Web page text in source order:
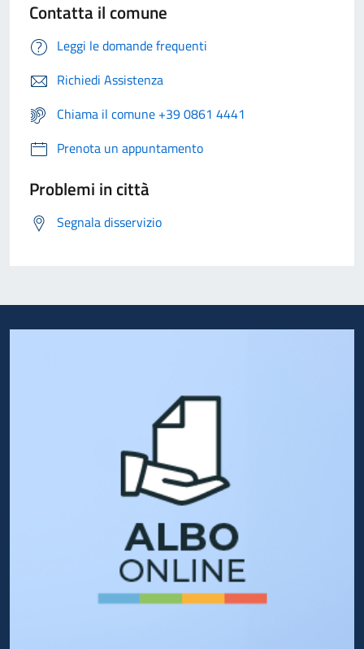
Contatta il comune
Leggi le domande frequenti
Richiedi Assistenza
Chiama il comune +39 0861 4441
Prenota un appuntamento
Problemi in città
Segnala disservizio